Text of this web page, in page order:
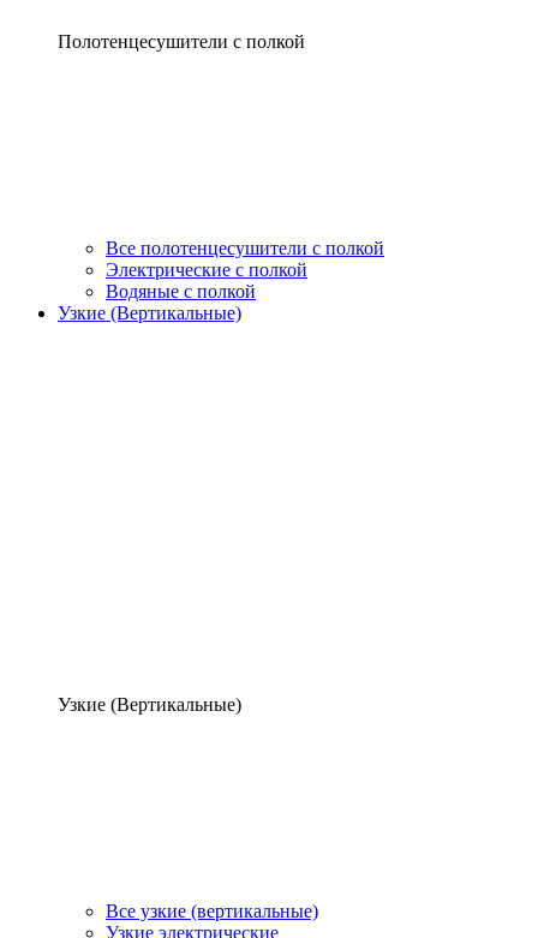
Полотенцесушители с полкой
Все полотенцесушители с полкой
Электрические с полкой
Водяные с полкой
Узкие (Вертикальные)
Узкие (Вертикальные)
Все узкие (вертикальные)
Узкие электрические